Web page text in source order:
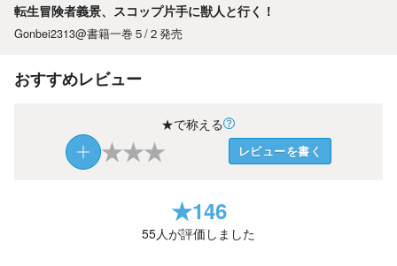
転生冒険者義景、スコップ片手に獣人と行く！
Gonbei2313@書籍一巻５/２発売
おすすめレビュー
★で称える
★★★ レビューを書く
★146
55人が評価しました